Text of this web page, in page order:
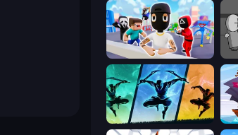
Shadow Ninja Revenge